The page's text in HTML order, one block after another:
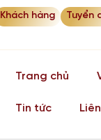
Khách hàng Tuyển
Trang chủ
Tin tức